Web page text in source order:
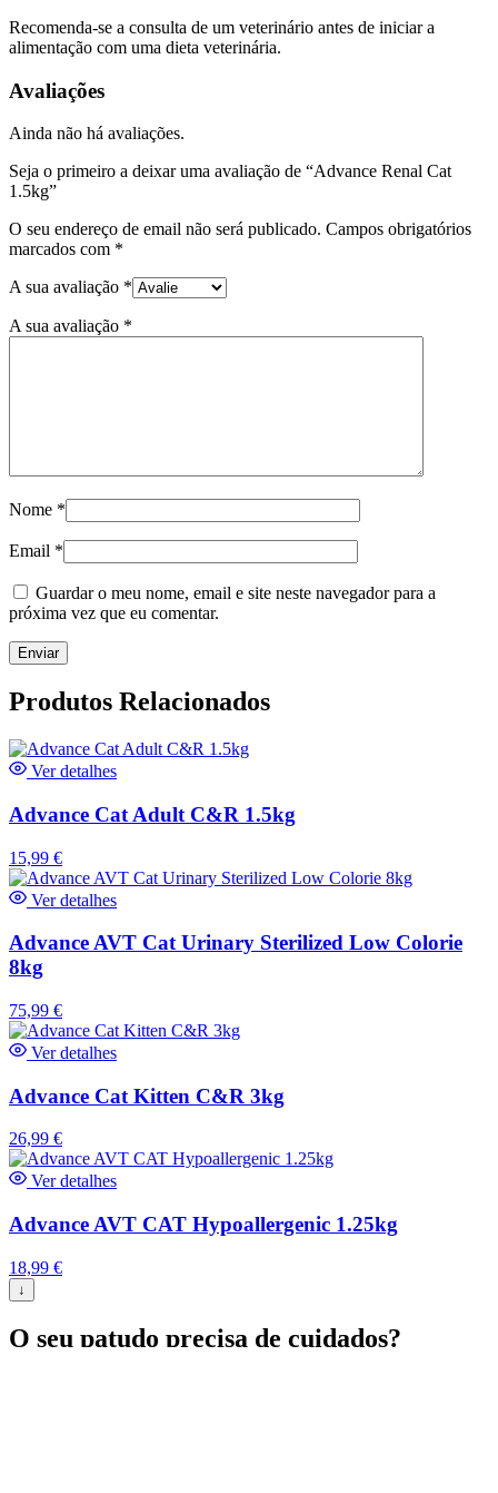
Recomenda-se a consulta de um veterinário antes de iniciar a
alimentação com uma dieta veterinária.
Avaliações
Ainda não há avaliações.
Seja o primeiro a deixar uma avaliação de “Advance Renal Cat
1.5kg”
O seu endereço de email não será publicado. Campos obrigatórios
marcados com *
A sua avaliação *
A sua avaliação *
Nome *
Email *
Guardar o meu nome, email e site neste navegador para a
próxima vez que eu comentar.
Produtos Relacionados
Ver detalhes
Advance Cat Adult C&R 1.5kg
15,99 €
Ver detalhes
Advance AVT Cat Urinary Sterilized Low Colorie
8kg
75,99 €
Ver detalhes
Advance Cat Kitten C&R 3kg
26,99 €
Ver detalhes
Advance AVT CAT Hypoallergenic 1.25kg
18,99 €
↓
O seu patudo precisa de cuidados?